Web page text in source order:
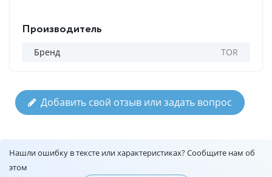
Производитель
Бренд TOR
Добавить свой отзыв или задать вопрос
Нашли ошибку в тексте или характеристиках? Сообщите нам об
этом